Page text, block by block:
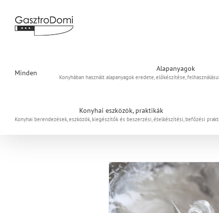
Minden Alapanyagok
Konyhában használt alapanyagok eredete, előkészítése,
Konyhai eszközök, praktikák
Konyhai berendezések, eszközök, kiegészítők és beszerzési, ételkészítési, befőzési